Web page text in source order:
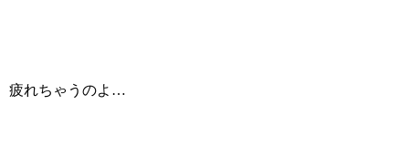
疲れちゃうのよ…